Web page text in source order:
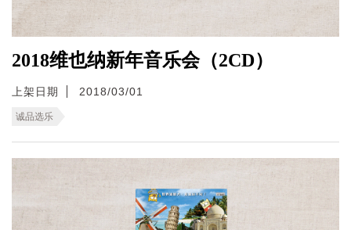
2018维也纳新年音乐会（2CD）
上架日期 2018/03/01
诚品选乐